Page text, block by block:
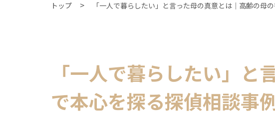
トップ 「一人で暮らしたい」と言った母の真意とは｜高齢の母
「一人で暮らしたい」
で本心を探る探偵相談事